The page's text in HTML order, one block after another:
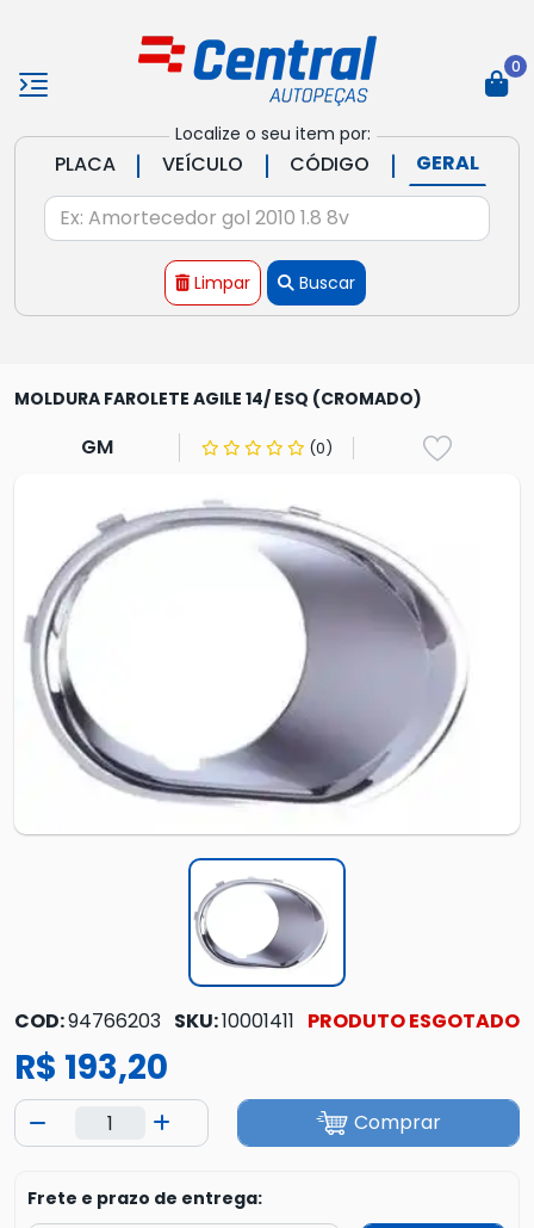
Localize o seu item por:
PLACA | VEÍCULO | CÓDIGO | GERAL
Limpar Buscar
0
MOLDURA FAROLETE AGILE 14/ ESQ (CROMADO)
GM (0)
COD:94766203 SKU:10001411 PRODUTO ESGOTADO
R$ 193,20
Comprar
Frete e prazo de entrega: